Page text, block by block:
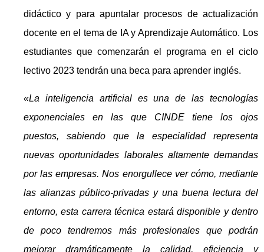
didáctico y para apuntalar procesos de actualización
docente en el tema de IA y Aprendizaje Automático. Los
estudiantes que comenzarán el programa en el ciclo
lectivo 2023 tendrán una beca para aprender inglés.
«La inteligencia artificial es una de las tecnologías
exponenciales en las que CINDE tiene los ojos
puestos, sabiendo que la especialidad representa
nuevas oportunidades laborales altamente demandas
por las empresas. Nos enorgullece ver cómo, mediante
las alianzas público-privadas y una buena lectura del
entorno, esta carrera técnica estará disponible y dentro
de poco tendremos más profesionales que podrán
mejorar dramáticamente la calidad, eficiencia y